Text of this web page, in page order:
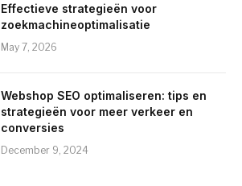
Effectieve strategieën voor
zoekmachineoptimalisatie
May 7, 2026
Webshop SEO optimaliseren: tips en
strategieën voor meer verkeer en
conversies
December 9, 2024